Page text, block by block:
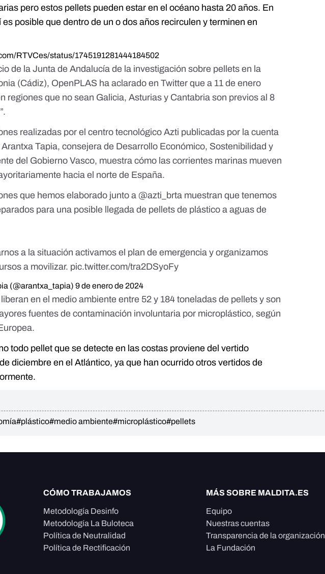
pero estos pellets pueden estar en el océano hasta 20 años. En
es posible que dentro de un o dos años recirculen y terminen en
RTVCes/status/1745191281444184502
de la Junta de Andalucía de la investigación sobre pellets en la
(Cádiz), OpenPLAS ha aclarado en Twitter que a 11 de enero
regiones que no sean Galicia, Asturias y Cantabria son previos al 8
realizadas por elcentro tecnológico Azti publicadas por lacuenta
Tapia, consejera de Desarrollo Económico, Sostenibilidad y
del Gobierno Vasco, muestra cómo las corrientes marinas mueven
hacia el norte de España.
que hemos elaborado junto a @azti_brta muestran que tenemos
para una posible llegada de pellets de plástico a aguas de
a la situación activamos el plan de emergencia y organizamos
a movilizar. pic.twitter.com/tra2DSyoFy
(@arantxa_tapia)9 de enero de 2024
en el medio ambiente entre 52 y 184 toneladas de pellets y son
fuentes de contaminación involuntaria por microplástico, según
.
todo pellet que se detecte en las costas proviene del vertido
diciembre en el Atlántico, ya que han ocurrido otros vertidos de
#plástico#medio ambiente#microplástico#pellets
CÓMO TRABAJAMOS
Metodología Desinfo
Metodología La Buloteca
Política de Neutralidad
Política de Rectificación
MÁS SOBRE MALDITA.ES
Equipo
Nuestras cuentas
Transparencia de la organización
La Fundación